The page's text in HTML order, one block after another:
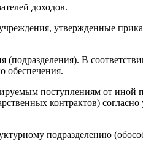
доходов.
утвержденные
(подразделения). В
обеспечения.
поступлениям от иной
контрактов) согласно
подразделению